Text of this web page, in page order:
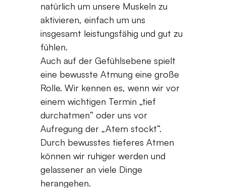
natürlich um unsere Muskeln zu
aktivieren, einfach um uns
insgesamt leistungsfähig und gut zu
fühlen.
Auch auf der Gefühlsebene spielt
eine bewusste Atmung eine große
Rolle. Wir kennen es, wenn wir vor
einem wichtigen Termin „tief
durchatmen“ oder uns vor
Aufregung der „Atem stockt“.
Durch bewusstes tieferes Atmen
können wir ruhiger werden und
gelassener an viele Dinge
herangehen.